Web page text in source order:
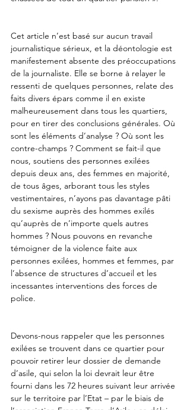
Cet article n’est basé sur aucun travail
journalistique sérieux, et la déontologie est
manifestement absente des préoccupations
de la journaliste. Elle se borne à relayer le
ressenti de quelques personnes, relate des
faits divers épars comme il en existe
malheureusement dans tous les quartiers,
pour en tirer des conclusions générales. Où
sont les éléments d’analyse ? Où sont les
contre-champs ? Comment se fait-il que
nous, soutiens des personnes exilées
depuis deux ans, des femmes en majorité,
de tous âges, arborant tous les styles
vestimentaires, n’ayons pas davantage pâti
du sexisme auprès des hommes exilés
qu’auprès de n’importe quels autres
hommes ? Nous pouvons en revanche
témoigner de la violence faite aux
personnes exilées, hommes et femmes, par
l’absence de structures d’accueil et les
incessantes interventions des forces de
police.
Devons-nous rappeler que les personnes
exilées se trouvent dans ce quartier pour
pouvoir retirer leur dossier de demande
d’asile, qui selon la loi devrait leur être
fourni dans les 72 heures suivant leur arrivée
sur le territoire par l’Etat – par le biais de